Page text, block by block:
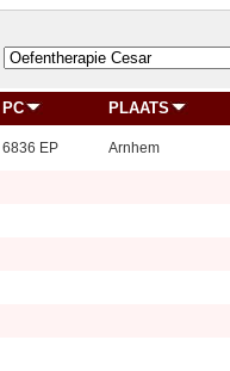
PC PLAATS
6836 EP Arnhem